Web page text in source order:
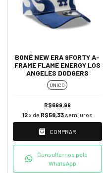
BONÉ NEW ERA 9FORTY A-
FRAME FLAME ENERGY LOS
ANGELES DODGERS
ÚNICO
R$699,99
12x de R$58,33 sem juros
COMPRAR
Consulte-nos pelo
WhatsApp